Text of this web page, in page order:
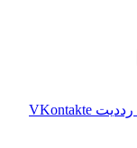
‫رددیت ‫VKontakte